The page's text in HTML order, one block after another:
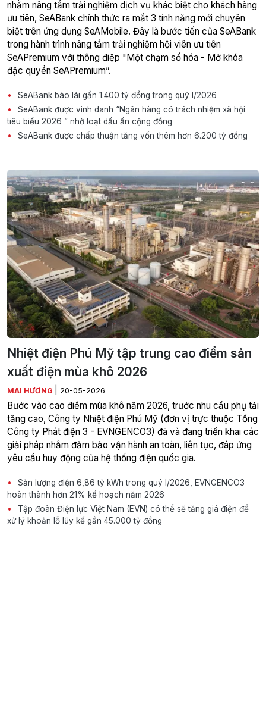
nhằm nâng tầm trải nghiệm dịch vụ khác biệt cho khách hàng
ưu tiên, SeABank chính thức ra mắt 3 tính năng mới chuyên
biệt trên ứng dụng SeAMobile. Đây là bước tiến của SeABank
trong hành trình nâng tầm trải nghiệm hội viên ưu tiên
SeAPremium với thông điệp "Một chạm số hóa - Mở khóa
đặc quyền SeAPremium”.
SeABank báo lãi gần 1.400 tỷ đồng trong quý I/2026
SeABank được vinh danh “Ngân hàng có trách nhiệm xã hội
tiêu biểu 2026 ” nhờ loạt dấu ấn cộng đồng
SeABank được chấp thuận tăng vốn thêm hơn 6.200 tỷ đồng
Nhiệt điện Phú Mỹ tập trung cao điểm sản
xuất điện mùa khô 2026
MAI HƯƠNG 20-05-2026
Bước vào cao điểm mùa khô năm 2026, trước nhu cầu phụ tải
tăng cao, Công ty Nhiệt điện Phú Mỹ (đơn vị trực thuộc Tổng
Công ty Phát điện 3 - EVNGENCO3) đã và đang triển khai các
giải pháp nhằm đảm bảo vận hành an toàn, liên tục, đáp ứng
yêu cầu huy động của hệ thống điện quốc gia.
Sản lượng điện 6,86 tỷ kWh trong quý I/2026, EVNGENCO3
hoàn thành hơn 21% kế hoạch năm 2026
Tập đoàn Điện lực Việt Nam (EVN) có thể sẽ tăng giá điện để
xử lý khoản lỗ lũy kế gần 45.000 tỷ đồng